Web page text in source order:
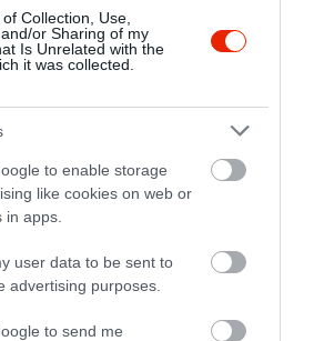
Collection, Use,
or Sharing of my
Is Unrelated with the
it was collected.
to enable storage
like cookies on web or
apps.
user data to be sent to
advertising purposes.
to send me
aHany Bany
ahol minden nap 15 és 16 óra
tartanak. Ilyenkor egy korsó
egy font. A videós szerint ez a
sörözője a világon, az árakat
verhetetlennek nevezte. Mivel
érkezett, a Happy Hour előtt
ivott egy korsó szűretlen
majd az akció kezdetekor
vett már az egyfontos áron. A
megjegyezte, hogy akár húsz